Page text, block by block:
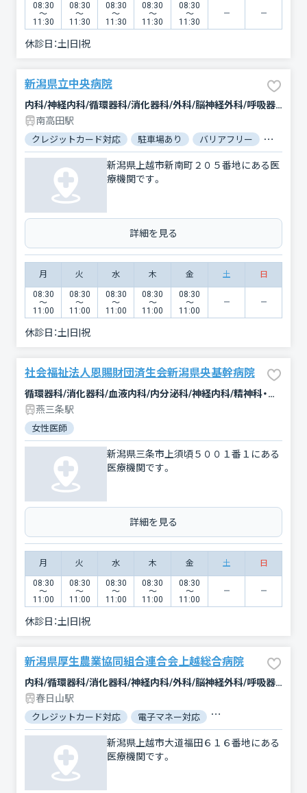
08:30
〜
11:30
08:30
〜
11:30
08:30
〜
11:30
08:30
〜
11:30
08:30
〜
11:30
休診日：土|日|祝
新潟県立中央病院
内科/神経内科/循環器科/消化器科/外科/脳神経外科/呼吸器外科/心臓血管外科/整形外科/形成外科/小児科/小児外科/産婦人科/眼科/耳鼻咽喉科/皮膚科/泌尿器科/精神科・神経科/歯科口腔外科/リハビリテーション/放射線科/臨床検査・病理診断/救急科/麻酔科
南高田駅
クレジットカード対応 駐車場あり バリアフリー 対応言語
新潟県上越市新南町２０５番地にある医
療機関です。
詳細を見る
月 火 水 木 金 土 日
08:30
〜
11:00
08:30
〜
11:00
08:30
〜
11:00
08:30
〜
11:00
08:30
〜
11:00
休診日：土|日|祝
社会福祉法人恩賜財団済生会新潟県央基幹病院
循環器科/消化器科/血液内科/内分泌科/神経内科/精神科・神経科/小児科/外科/乳腺外科/心臓血管外科/呼吸器外科/脳神経外科/整形外科/形成外科/泌尿器科/皮膚科/産婦人科/眼科/耳鼻咽喉科/放射線科/救急科/麻酔科/歯科口腔外科/臨床検査・病理診断/リハビリテーション/総合診療科
燕三条駅
女性医師
新潟県三条市上須頃５００１番１にある
医療機関です。
詳細を見る
月 火 水 木 金 土 日
08:30
〜
11:00
08:30
〜
11:00
08:30
〜
11:00
08:30
〜
11:00
08:30
〜
11:00
休診日：土|日|祝
新潟県厚生農業協同組合連合会上越総合病院
内科/循環器科/消化器科/神経内科/外科/脳神経外科/呼吸器外科/心臓血管外科/整形外科/形成外科/小児科/産婦人科/眼科/耳鼻咽喉科/皮膚科/泌尿器科/歯科口腔外科/放射線科/救急科/麻酔科
春日山駅
クレジットカード対応 電子マネー対応 マイナ保険証対応
新潟県上越市大道福田６１６番地にある
医療機関です。